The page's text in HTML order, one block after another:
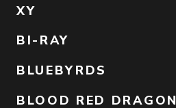
XY
BI-RAY
BLUEBYRDS
BLOOD RED DRAGON